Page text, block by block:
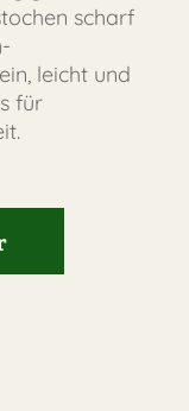
scharf
leicht und
für